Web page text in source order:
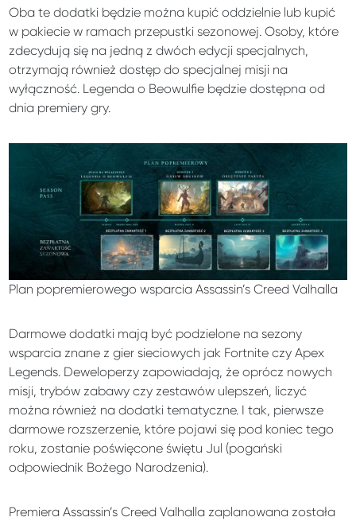
Oba te dodatki będzie można kupić oddzielnie lub kupić
w pakiecie w ramach przepustki sezonowej. Osoby, które
zdecydują się na jedną z dwóch edycji specjalnych,
otrzymają również dostęp do specjalnej misji na
wyłączność. Legenda o Beowulfie będzie dostępna od
dnia premiery gry.
Plan popremierowego wsparcia Assassin’s Creed Valhalla
Darmowe dodatki mają być podzielone na sezony
wsparcia znane z gier sieciowych jak Fortnite czy Apex
Legends. Deweloperzy zapowiadają, że oprócz nowych
misji, trybów zabawy czy zestawów ulepszeń, liczyć
można również na dodatki tematyczne. I tak, pierwsze
darmowe rozszerzenie, które pojawi się pod koniec tego
roku, zostanie poświęcone świętu Jul (pogański
odpowiednik Bożego Narodzenia).
Premiera Assassin’s Creed Valhalla zaplanowana została